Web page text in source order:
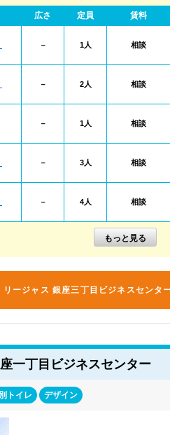
広さ 定員 賃料
－ 1人 相談
－ 2人 相談
－ 1人 相談
－ 3人 相談
－ 4人 相談
リージャス 銀座三丁目ビジネスセンタ
一丁目ビジネスセンター
トイレ デザイン